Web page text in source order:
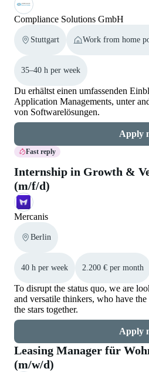
Compliance Solutions GmbH
Stuttgart Work from home
35–40 h per week
Du erhältst einen umfassenden
Application Managements, unter
von Softwarelösungen.
Apply
Fast reply
Internship in Growth &
(m/f/d)
Mercanis
Berlin
40 h per week 2.200 € per month
To disrupt the status quo, we are
and versatile thinkers, who have
the stars together.
Apply
Leasing Manager für
(m/w/d)